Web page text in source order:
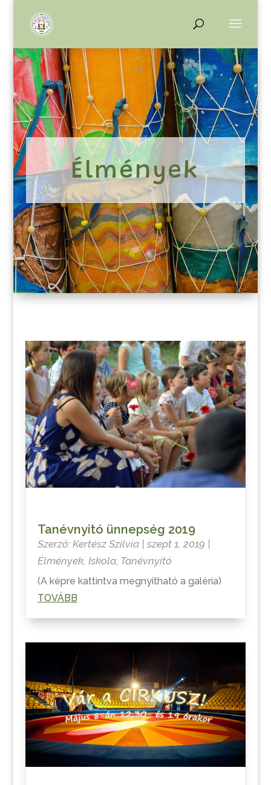
Élmények
Tanévnyitó ünnepség 2019
Szerző: Kertész Szilvia| szept 1, 2019 |
Élmények, Iskola, Tanévnyitó
(A képre kattintva megnyitható a galéria)
TOVÁBB